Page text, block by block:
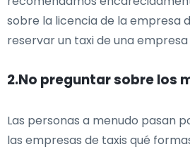
sobre la licencia de la empresa
reservar un taxi de una
2.No preguntar sobre los
Las personas a menudo pasan
las empresas de taxis qué